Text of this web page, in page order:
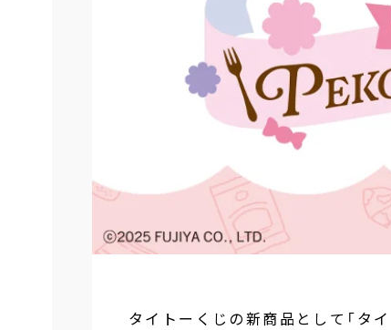
タイトーくじの新商品として「